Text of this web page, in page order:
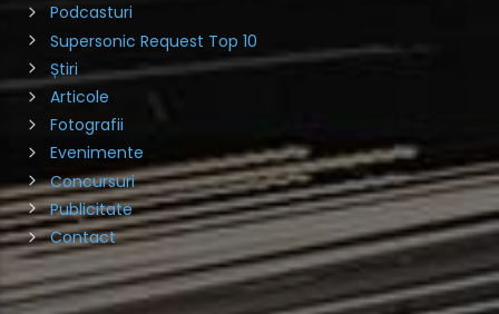
Podcasturi
Supersonic Request Top 10
Știri
Articole
Fotografii
Evenimente
Concursuri
Publicitate
Contact